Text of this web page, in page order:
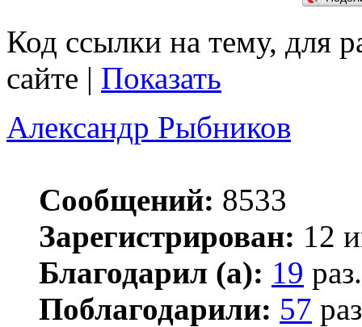
Код ссылки на тему, для
сайте | Показать
Александр Рыбников
Сообщений: 8533
Зарегистрирован: 12
Благодарил (а): 19 раз.
Поблагодарили: 57